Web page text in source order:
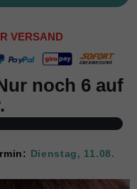
VERSAND
noch 6 auf
Dienstag, 11.08.